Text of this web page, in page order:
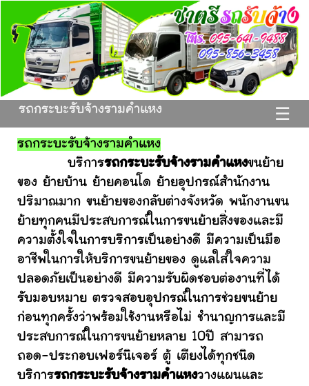
☰
รถกระบะรับจ้างรามคําแหง
รถกระบะรับจ้างรามคําแหง
บริการรถกระบะรับจ้างรามคําแหงขนย้าย
ของ ย้ายบ้าน ย้ายคอนโด ย้ายอุปกรณ์สำนักงาน
ปริมาณมาก ขนย้ายของกลับต่างจังหวัด พนักงานขน
ย้ายทุกคนมีประสบการณ์ในการขนย้ายสิ่งของและมี
ความตั้งใจในการบริการเป็นอย่างดี มีความเป็นมือ
อาชีพในการให้บริการขนย้ายของ ดูแลใส่ใจความ
ปลอดภัยเป็นอย่างดี มีความรับผิดชอบต่องานที่ได้
รับมอบหมาย ตรวจสอบอุปกรณ์ในการช่วยขนย้าย
ก่อนทุกครั้งว่าพร้อมใช้งานหรือไม่ ชำนาญการและมี
ประสบการณ์ในการขนย้ายหลาย 10ปี สามารถ
ถอด-ประกอบเฟอร์นิเจอร์ ตู้ เตียงได้ทุกชนิด
บริการรถกระบะรับจ้างรามคําแหงวางแผนและ